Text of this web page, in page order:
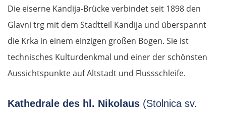
Die eiserne Kandija-Brücke verbindet seit 1898 den
Glavni trg mit dem Stadtteil Kandija und überspannt
die Krka in einem einzigen großen Bogen. Sie ist
technisches Kulturdenkmal und einer der schönsten
Aussichtspunkte auf Altstadt und Flussschleife.
Kathedrale des hl. Nikolaus (Stolnica sv.